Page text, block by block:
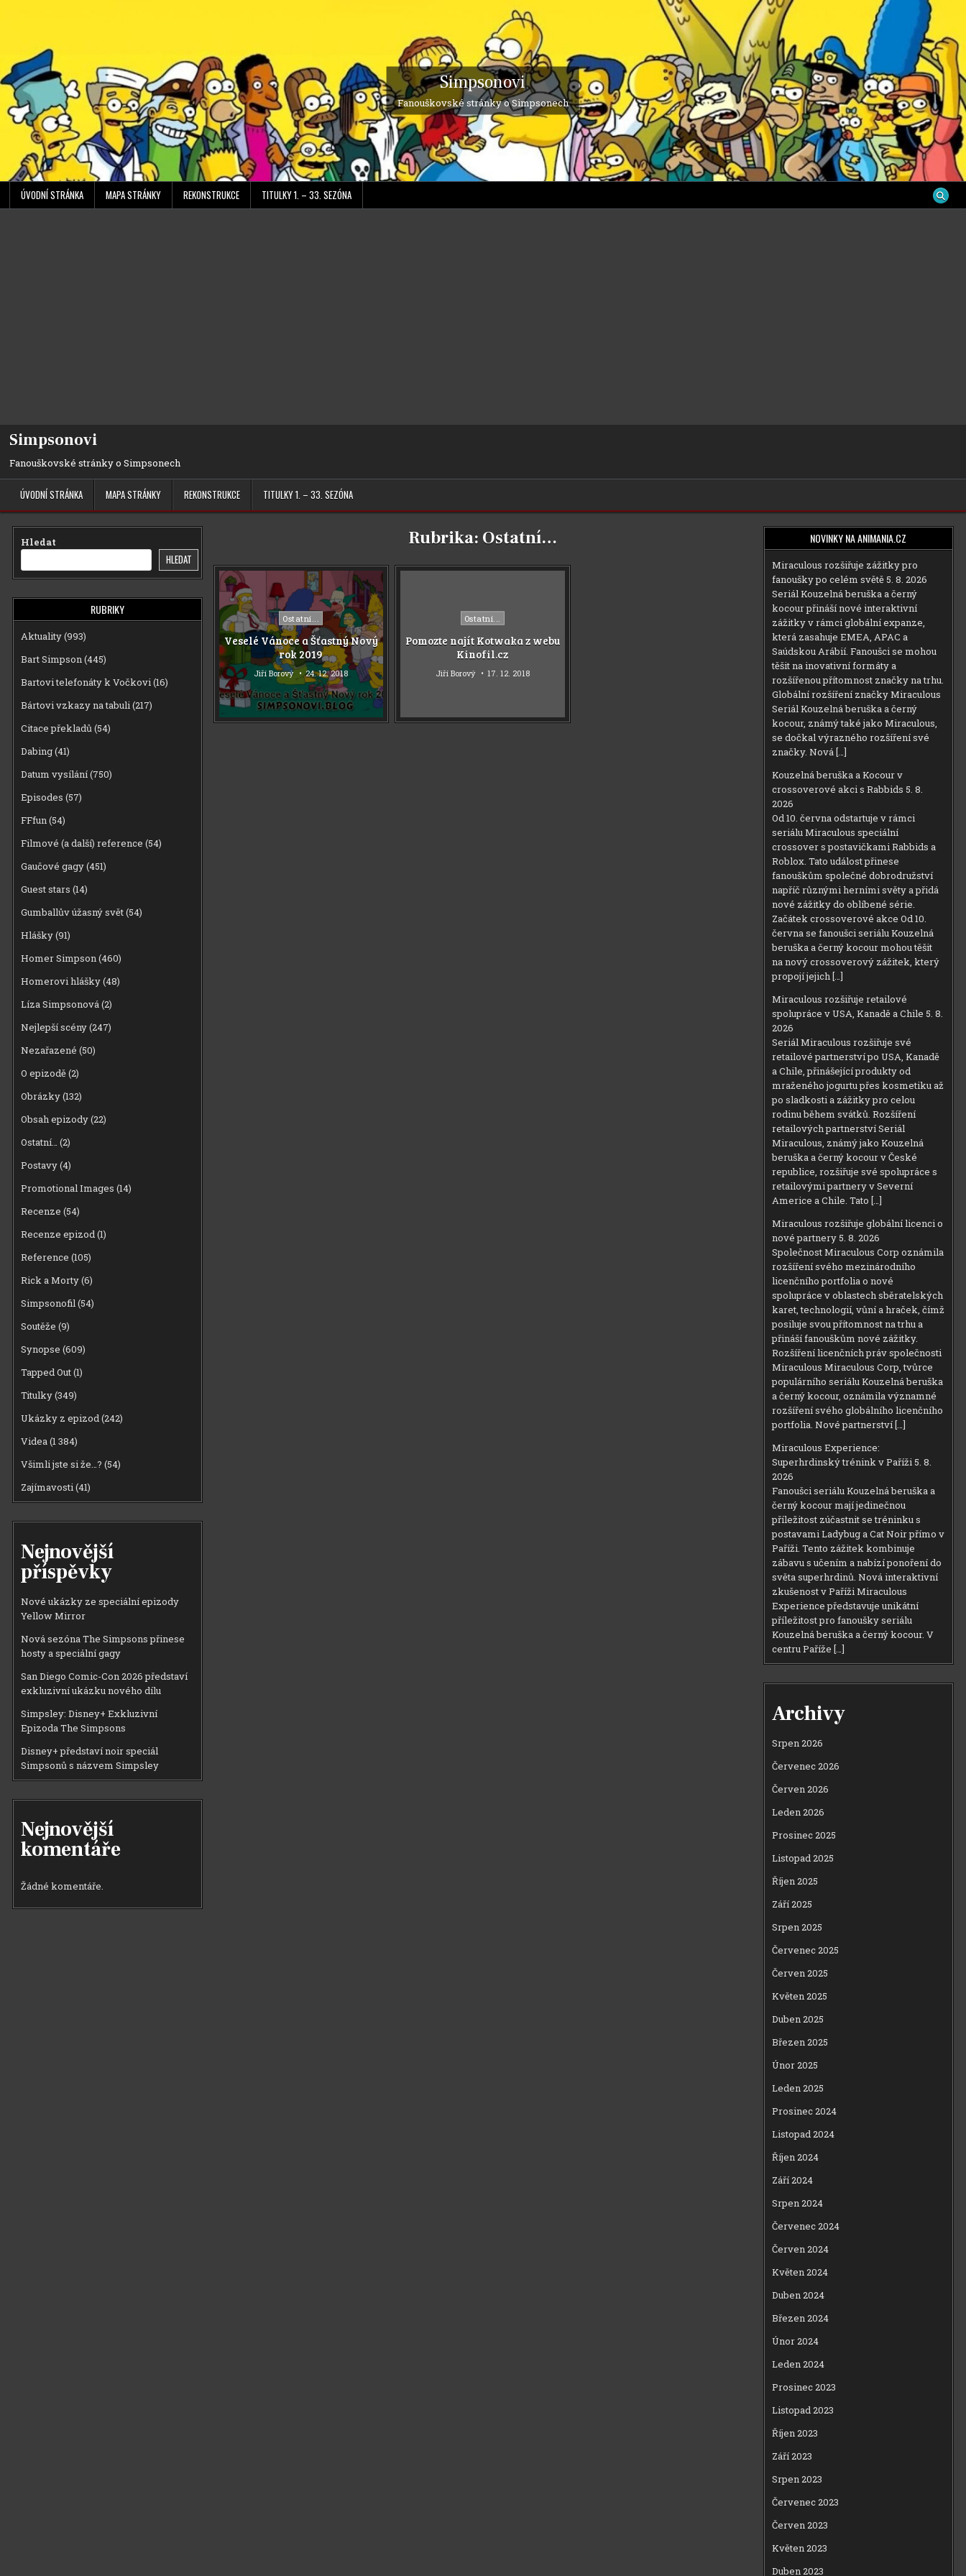
Simpsonovi
Fanouškovské stránky o Simpsonech
ÚVODNÍ STRÁNKA MAPA STRÁNKY REKONSTRUKCE TITULKY 1. – 33. SEZÓNA
Simpsonovi
Fanouškovské stránky o Simpsonech
ÚVODNÍ STRÁNKA MAPA STRÁNKY REKONSTRUKCE TITULKY 1. – 33. SEZÓNA
Hledat
HLEDAT
RUBRIKY
Aktuality(993)
Bart Simpson(445)
Bartovi telefonáty k Vočkovi(16)
Bártovi vzkazy na tabuli(217)
Citace překladů(54)
Dabing(41)
Datum vysílání(750)
Episodes (57)
FFfun(54)
Filmové (a další) reference (54)
Gaučové gagy(451)
Guest stars (14)
Gumballův úžasný svět(54)
Hlášky(91)
Homer Simpson(460)
Homerovi hlášky(48)
Líza Simpsonová(2)
Nejlepší scény(247)
Nezařazené (50)
O epizodě(2)
Obrázky(132)
Obsah epizody(22)
Ostatní… (2)
Postavy(4)
Promotional Images (14)
Recenze (54)
Recenze epizod(1)
Reference (105)
Rick a Morty(6)
Simpsonofil(54)
Soutěže (9)
Synopse (609)
Tapped Out(1)
Titulky(349)
Ukázky z epizod(242)
Videa(1 384)
Všimli jste si že…? (54)
Zajímavosti(41)
Nejnovější
příspěvky
Nové ukázky ze speciální epizody
Yellow Mirror
Nová sezóna The Simpsons přinese
hosty a speciální gagy
San Diego Comic-Con 2026 představí
exkluzivní ukázku nového dílu
Simpsley: Disney+ Exkluzivní
Epizoda The Simpsons
Disney+ představí noir speciál
Simpsonů s názvem Simpsley
Nejnovější
komentáře
Žádné komentáře.
Rubrika: Ostatní…
Posted
in
Ostatní...
Veselé Vánoce a Šťastný Nový
rok 2019
Jiří Borový 24. 12. 2018
Posted
Ostatní...
Pomozte najít Kotwaka z webu
Kinofil.cz
Jiří Borový 17. 12. 2018
NOVINKY NA ANIMANIA.CZ
Miraculous rozšiřuje zážitky pro
fanoušky po celém světě 5. 8. 2026
Seriál Kouzelná beruška a černý
kocour přináší nové interaktivní
zážitky v rámci globální expanze,
která zasahuje EMEA, APAC a
Saúdskou Arábií. Fanoušci se mohou
těšit na inovativní formáty a
rozšířenou přítomnost značky na trhu.
Globální rozšíření značky Miraculous
Seriál Kouzelná beruška a černý
kocour, známý také jako Miraculous,
se dočkal výrazného rozšíření své
značky. Nová […]
Kouzelná beruška a Kocour v
crossoverové akci s Rabbids 5. 8.
2026
Od 10. června odstartuje v rámci
seriálu Miraculous speciální
crossover s postavičkami Rabbids a
Roblox. Tato událost přinese
fanouškům společné dobrodružství
napříč různými herními světy a přidá
nové zážitky do oblíbené série.
Začátek crossoverové akce Od 10.
června se fanoušci seriálu Kouzelná
beruška a černý kocour mohou těšit
na nový crossoverový zážitek, který
propojí jejich […]
Miraculous rozšiřuje retailové
spolupráce v USA, Kanadě a Chile 5. 8.
2026
Seriál Miraculous rozšiřuje své
retailové partnerství po USA, Kanadě
a Chile, přinášející produkty od
mraženého jogurtu přes kosmetiku až
po sladkosti a zážitky pro celou
rodinu během svátků. Rozšíření
retailových partnerství Seriál
Miraculous, známý jako Kouzelná
beruška a černý kocour v České
republice, rozšiřuje své spolupráce s
retailovými partnery v Severní
Americe a Chile. Tato […]
Miraculous rozšiřuje globální licenci o
nové partnery 5. 8. 2026
Společnost Miraculous Corp oznámila
rozšíření svého mezinárodního
licenčního portfolia o nové
spolupráce v oblastech sběratelských
karet, technologií, vůní a hraček, čímž
posiluje svou přítomnost na trhu a
přináší fanouškům nové zážitky.
Rozšíření licenčních práv společnosti
Miraculous Miraculous Corp, tvůrce
populárního seriálu Kouzelná beruška
a černý kocour, oznámila významné
rozšíření svého globálního licenčního
portfolia. Nové partnerství […]
Miraculous Experience:
Superhrdinský trénink v Paříži 5. 8.
2026
Fanoušci seriálu Kouzelná beruška a
černý kocour mají jedinečnou
příležitost zúčastnit se tréninku s
postavami Ladybug a Cat Noir přímo v
Paříži. Tento zážitek kombinuje
zábavu s učením a nabízí ponoření do
světa superhrdinů. Nová interaktivní
zkušenost v Paříži Miraculous
Experience představuje unikátní
příležitost pro fanoušky seriálu
Kouzelná beruška a černý kocour. V
centru Paříže […]
Archivy
Srpen 2026
Červenec 2026
Červen 2026
Leden 2026
Prosinec 2025
Listopad 2025
Říjen 2025
Září 2025
Srpen 2025
Červenec 2025
Červen 2025
Květen 2025
Duben 2025
Březen 2025
Únor 2025
Leden 2025
Prosinec 2024
Listopad 2024
Říjen 2024
Září 2024
Srpen 2024
Červenec 2024
Červen 2024
Květen 2024
Duben 2024
Březen 2024
Únor 2024
Leden 2024
Prosinec 2023
Listopad 2023
Říjen 2023
Září 2023
Srpen 2023
Červenec 2023
Červen 2023
Květen 2023
Duben 2023